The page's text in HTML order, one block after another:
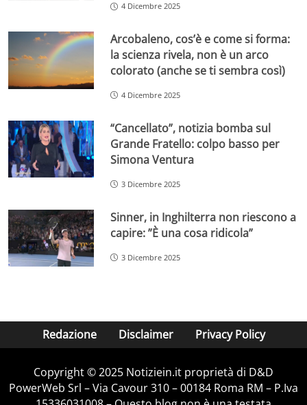
4 Dicembre 2025
Arcobaleno, cos’è e come si forma:
la scienza rivela, non è un arco
colorato (anche se ti sembra così)
4 Dicembre 2025
“Cancellato”, notizia bomba sul
Grande Fratello: colpo basso per
Simona Ventura
3 Dicembre 2025
Sinner, in Inghilterra non riescono a
capire: ”È una cosa ridicola”
3 Dicembre 2025
Redazione Disclaimer Privacy Policy
Copyright © 2025 Notiziein.it proprietà di D&D
PowerWeb Srl – Via Cavour 310 – 00184 Roma RM – P.Iva